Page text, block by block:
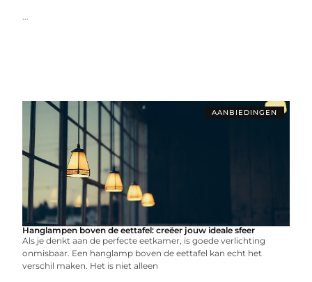
...
AANBIEDINGEN
Hanglampen boven de eettafel: creëer jouw ideale sfeer
Als je denkt aan de perfecte eetkamer, is goede verlichting
onmisbaar. Een hanglamp boven de eettafel kan echt het
verschil maken. Het is niet alleen